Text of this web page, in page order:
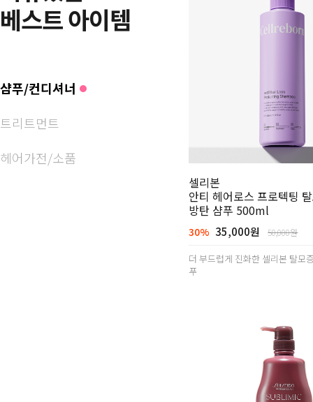
베스트 아이템
샴푸/컨디셔너
트리트먼트
헤어가전/소품
셀리본
안티 헤어로스 프로텍팅
방탄 샴푸 500ml
30% 35,000원 50,000원
더 부드럽게 진화한 셀리본 탈모
푸